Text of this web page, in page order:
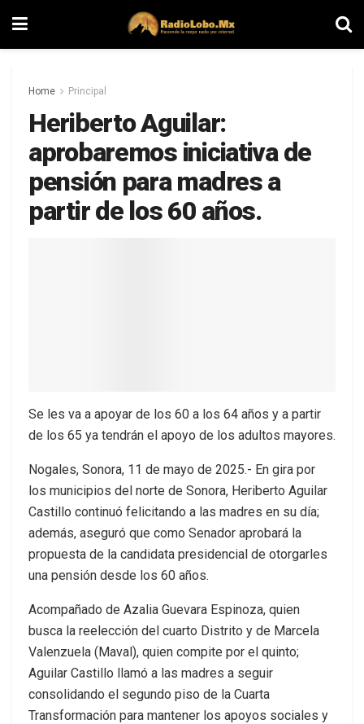
Home Principal
Heriberto Aguilar:
aprobaremos iniciativa de
pensión para madres a
partir de los 60 años.
Se les va a apoyar de los 60 a los 64 años y a partir
de los 65 ya tendrán el apoyo de los adultos mayores.
Nogales, Sonora, 11 de mayo de 2025.- En gira por
los municipios del norte de Sonora, Heriberto Aguilar
Castillo continuó felicitando a las madres en su día;
además, aseguró que como Senador aprobará la
propuesta de la candidata presidencial de otorgarles
una pensión desde los 60 años.
Acompañado de Azalia Guevara Espinoza, quien
busca la reelección del cuarto Distrito y de Marcela
Valenzuela (Maval), quien compite por el quinto;
Aguilar Castillo llamó a las madres a seguir
consolidando el segundo piso de la Cuarta
Transformación para mantener los apoyos sociales y